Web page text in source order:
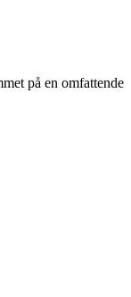
på en omfattende